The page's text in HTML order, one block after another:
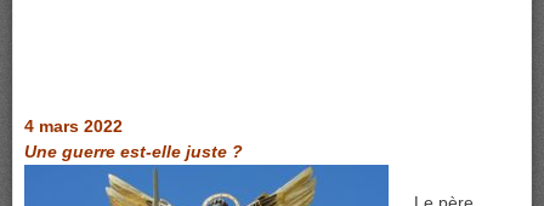
4 mars 2022
Une guerre est-elle juste ?